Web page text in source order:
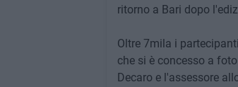
ritorno a Bari dopo
Oltre 7mila i
che si è concesso a
Decaro e l'assessore